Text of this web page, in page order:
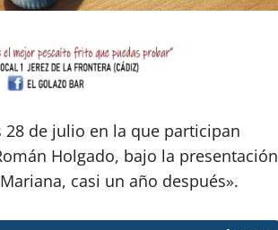
28 de julio en la que participan
Holgado, bajo la presentación
casi un año después».